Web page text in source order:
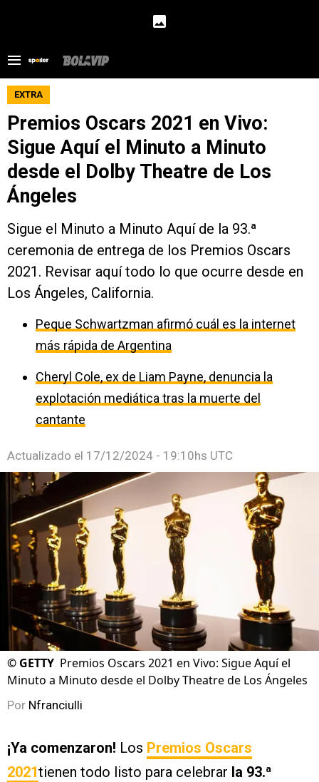
EXTRA
Premios Oscars 2021 en Vivo:
Sigue Aquí el Minuto a Minuto
desde el Dolby Theatre de Los
Ángeles
Sigue el Minuto a Minuto Aquí de la 93.ª
ceremonia de entrega de los Premios Oscars
2021. Revisar aquí todo lo que ocurre desde en
Los Ángeles, California.
Peque Schwartzman afirmó cuál es la internet
más rápida de Argentina
Cheryl Cole, ex de Liam Payne, denuncia la
explotación mediática tras la muerte del
cantante
Actualizado el 17/12/2024 - 19:10hs UTC
© GETTY Premios Oscars 2021 en Vivo: Sigue Aquí el
Minuto a Minuto desde el Dolby Theatre de Los Ángeles
Por Nfranciulli
¡Ya comenzaron! Los Premios Oscars
2021tienen todo listo para celebrar la 93.ª